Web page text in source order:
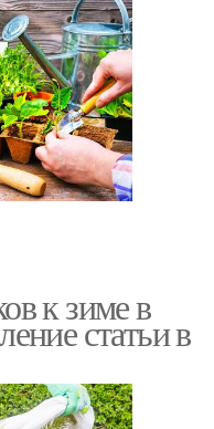
к зиме в
статьи в